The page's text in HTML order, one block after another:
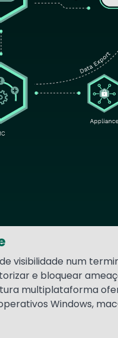
visibilidade num
e bloquear
multiplataforma
Windows,